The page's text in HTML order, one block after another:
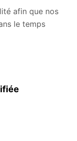
afin que nos
le temps